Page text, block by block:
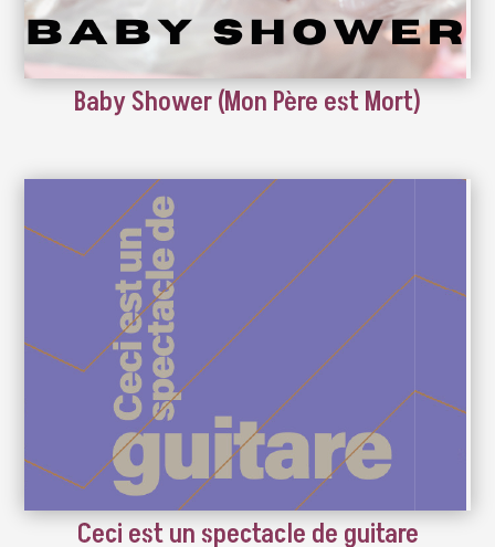
Baby Shower (Mon Père est Mort)
Ceci est un spectacle de guitare